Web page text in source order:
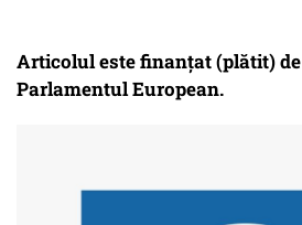
Articolul este finanțat (plătit) de
Parlamentul European.